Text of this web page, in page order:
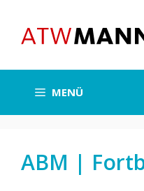
Inhalt
springen
MENÜ
ABM |